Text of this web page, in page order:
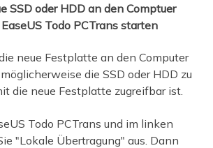
SSD oder HDD an den Comptuer
Todo PCTrans starten
neue Festplatte an den Computer
die SSD oder HDD zu
die neue Festplatte zugreifbar ist.
Todo PCTrans und im linken
"Lokale Übertragung" aus. Dann